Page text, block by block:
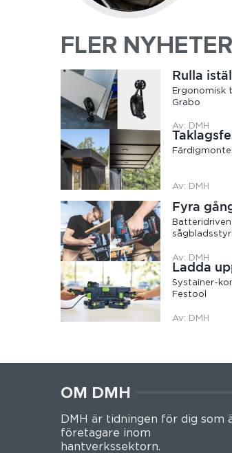
FLER NYHETER
Rulla
Ergonomisk
Grabo
Av: DMH
Av: DMH
Fyra
Av: DMH
Ladda
Systainer-
Festool
Av: DMH
OM DMH
DMH är tidningen för dig som
företagare inom
hantverkssektorn.